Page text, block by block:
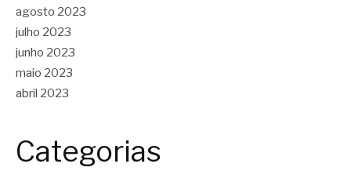
agosto 2023
julho 2023
junho 2023
maio 2023
abril 2023
Categorias